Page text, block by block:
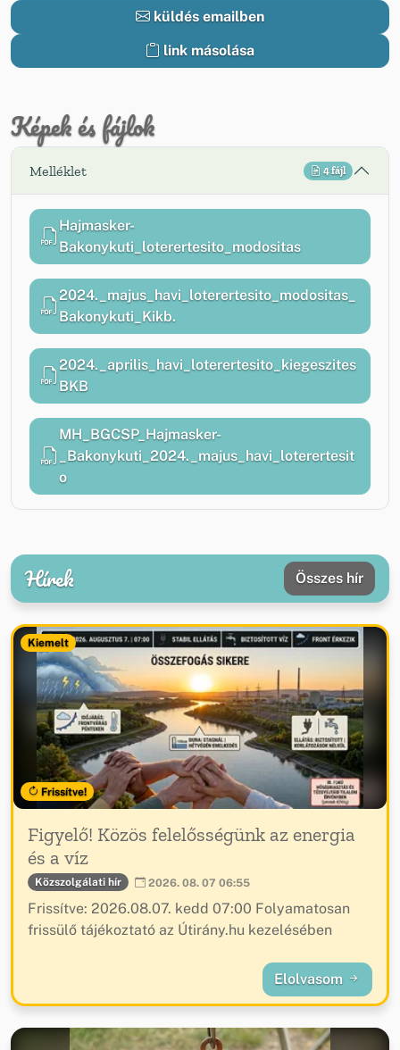
küldés emailben
link másolása
Képek és fájlok
Melléklet 4 fájl
Hajmasker-
Bakonykuti_loterertesito_modositas
2024._majus_havi_loterertesito_modositas_
Bakonykuti_Kikb.
2024._aprilis_havi_loterertesito_kiegeszites
BKB
MH_BGCSP_Hajmasker-
_Bakonykuti_2024._majus_havi_loterertesit
o
Hírek Összes hír
Kiemelt
Frissítve!
Figyelő! Közös felelősségünk az energia
és a víz
Közszolgálati hír 2026. 08. 07 06:55
Frissítve: 2026.08.07. kedd 07:00 Folyamatosan
frissülő tájékoztató az Útirány.hu kezelésében
Elolvasom